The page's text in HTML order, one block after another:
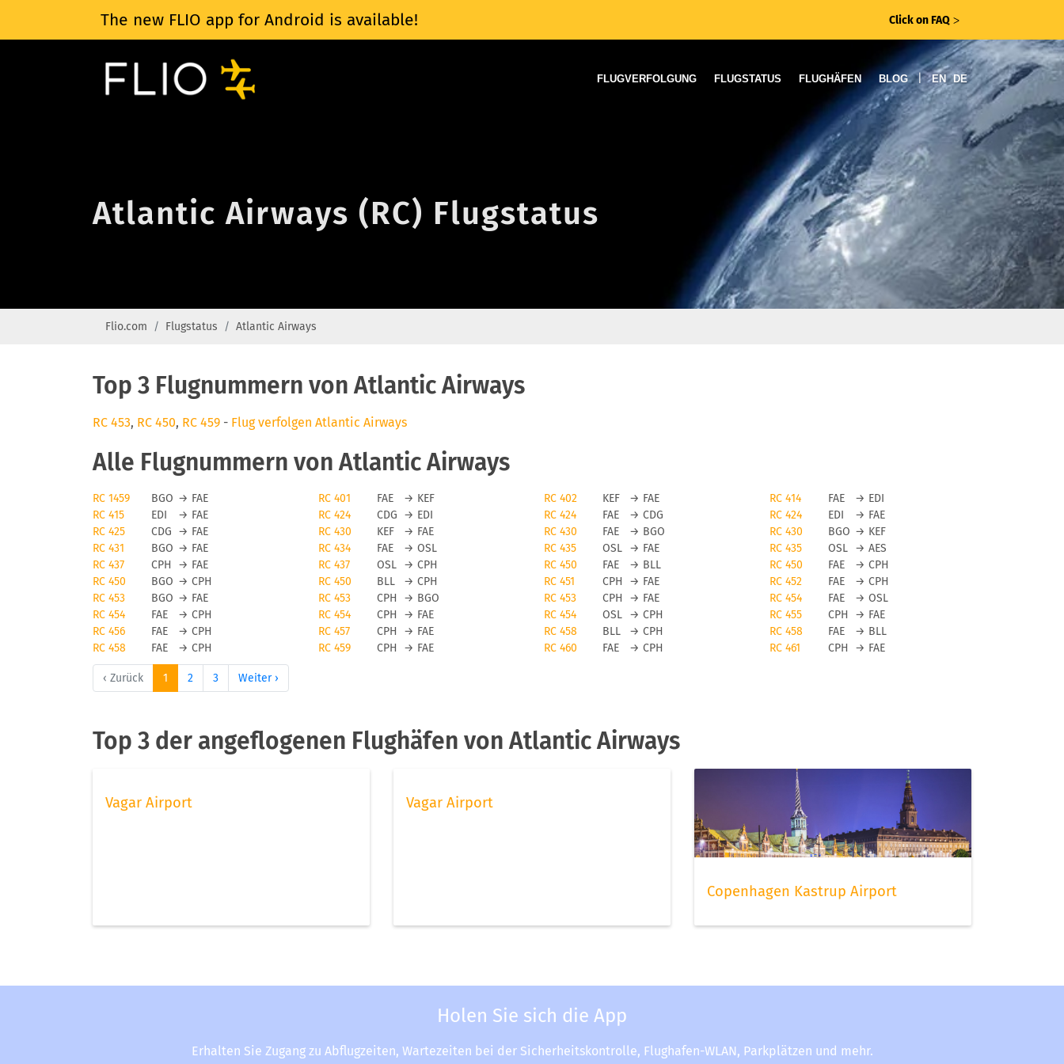
The new FLIO app for Android is available! Click on FAQ ᐳ
FLUGVERFOLGUNG FLUGSTATUS FLUGHÄFEN BLOG | EN DE
Atlantic Airways (RC) Flugstatus
Flio.com Flugstatus Atlantic Airways
Top 3 Flugnummern von Atlantic Airways
RC 453, RC 450, RC 459 - Flug verfolgen Atlantic Airways
Alle Flugnummern von Atlantic Airways
RC 1459 BGO → FAE RC 401 FAE → KEF RC 402 KEF → FAE RC 414 FAE → EDI
RC 415
EDI → FAE RC 424 CDG → EDI RC 424 FAE → CDG RC 424 EDI → FAE
RC 425
CDG → FAE RC 430 KEF → FAE RC 430 FAE → BGO RC 430 BGO → KEF
RC 431
BGO → FAE RC 434 FAE → OSL RC 435 OSL → FAE RC 435 OSL → AES
RC 437
CPH → FAE RC 437 OSL → CPH RC 450 FAE → BLL RC 450 FAE → CPH
RC 450
BGO → CPH RC 450 BLL → CPH RC 451 CPH → FAE RC 452 FAE → CPH
RC 453
BGO → FAE RC 453 CPH → BGO RC 453 CPH → FAE RC 454 FAE → OSL
RC 454
FAE → CPH RC 454 CPH → FAE RC 454 OSL → CPH RC 455 CPH → FAE
RC 456
FAE → CPH RC 457 CPH → FAE RC 458 BLL → CPH RC 458 FAE → BLL
RC 458
FAE → CPH RC 459 CPH → FAE RC 460 FAE → CPH RC 461 CPH → FAE
‹ Zurück 1 2 3 Weiter ›
Top 3 der angeflogenen Flughäfen von Atlantic Airways
Vagar Airport Vagar Airport
Copenhagen Kastrup Airport
Holen Sie sich die App
Erhalten Sie Zugang zu Abflugzeiten, Wartezeiten bei der Sicherheitskontrolle, Flughafen-WLAN, Parkplätzen und mehr.